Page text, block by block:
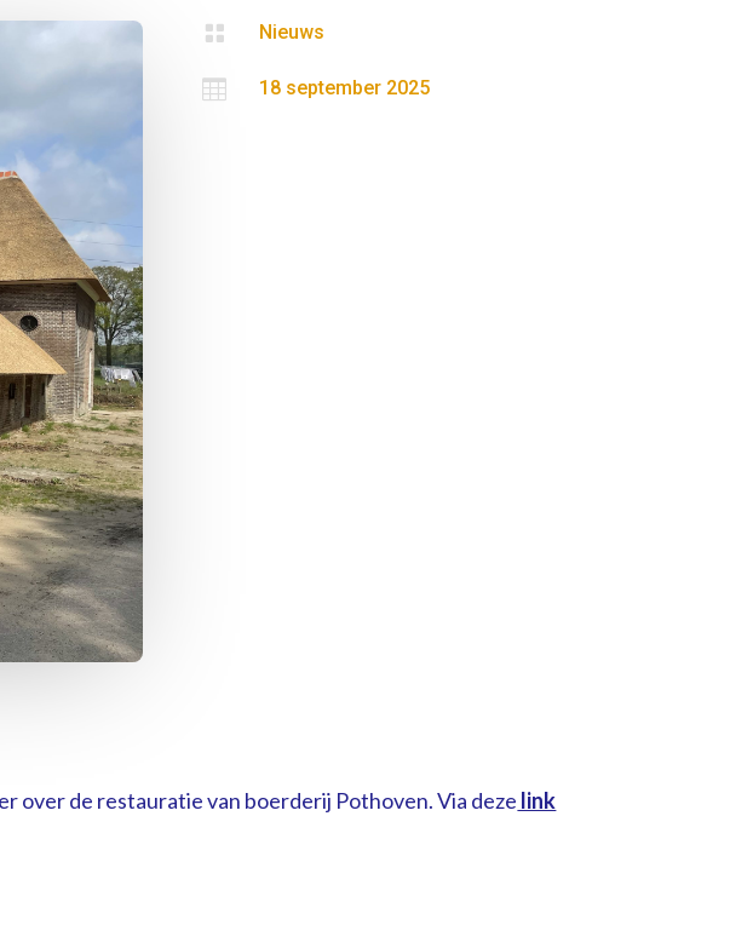
 Nieuws
 18 september 2025
over de restauratie van boerderij Pothoven. Via deze link